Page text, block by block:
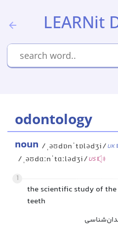
LEARNit
odontology
noun /ˌəʊdɒnˈtɒlədʒi/UK
/ˌəʊdɑːnˈtɑːlədʒi/US
1
the scientific study of
teeth